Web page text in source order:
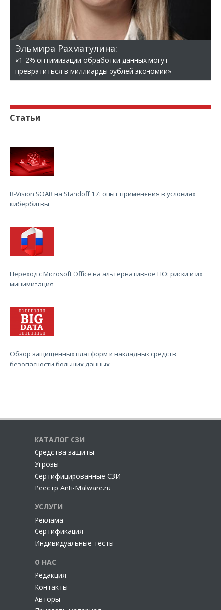
Эльмира Рахматулина:
«1-2% оптимизации обработки данных могут
превратиться в миллиарды рублей экономии»
Статьи
R-Vision SOAR на Standoff 17: опыт применения в условиях
кибербитвы
Переход с Microsoft Office на альтернативное ПО: риски и их
минимизация
Обзор защищённых платформ и накладных средств
безопасности больших данных
КАТАЛОГ СЗИ
Cредства защиты
Угрозы
Сертифицированные СЗИ
Реестр Anti-Malware.ru
УСЛУГИ
Реклама
Сертификация
Индивидуальные тесты
О НАС
Редакция
Контакты
Авторы